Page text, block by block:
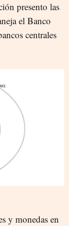
presento las
el Banco
centrales
y monedas en